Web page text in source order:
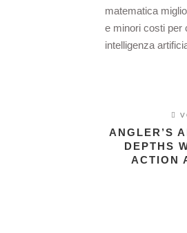
matematica
e minori costi per
intelligenza
ANGLER’S
DEPTHS
ACTION